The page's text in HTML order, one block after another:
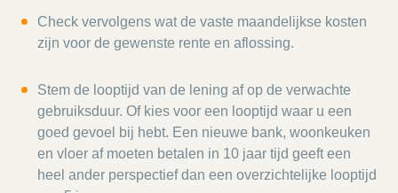
Check vervolgens wat de vaste maandelijkse kosten
zijn voor de gewenste rente en aflossing.
Stem de looptijd van de lening af op de verwachte
gebruiksduur. Of kies voor een looptijd waar u een
goed gevoel bij hebt. Een nieuwe bank, woonkeuken
en vloer af moeten betalen in 10 jaar tijd geeft een
heel ander perspectief dan een overzichtelijke looptijd